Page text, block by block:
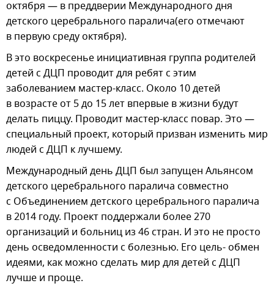
октября — в преддверии Международного дня
детского церебрального паралича(его отмечают
в первую среду октября).
В это воскресенье инициативная группа родителей
детей с ДЦП проводит для ребят с этим
заболеванием мастер-класс. Около 10 детей
в возрасте от 5 до 15 лет впервые в жизни будут
делать пиццу. Проводит мастер-класс повар. Это —
специальный проект, который призван изменить мир
людей с ДЦП к лучшему.
Международный день ДЦП был запущен Альянсом
детского церебрального паралича совместно
с Объединением детского церебрального паралича
в 2014 году. Проект поддержали более 270
организаций и больниц из 46 стран. И это не просто
день осведомленности с болезнью. Его цель- обмен
идеями, как можно сделать мир для детей с ДЦП
лучше и проще.